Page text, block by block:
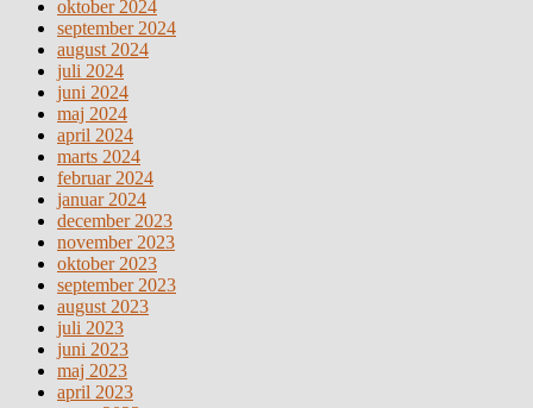
oktober 2024
september 2024
august 2024
juli 2024
juni 2024
maj 2024
april 2024
marts 2024
februar 2024
januar 2024
december 2023
november 2023
oktober 2023
september 2023
august 2023
juli 2023
juni 2023
maj 2023
april 2023